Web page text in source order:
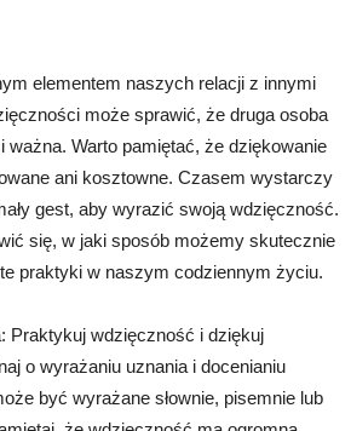
elementem naszych relacji z innymi
może sprawić, że druga osoba
ważna. Warto pamiętać, że dziękowanie
ani kosztowne. Czasem wystarczy
gest, aby wyrazić swoją wdzięczność.
się, w jaki sposób możemy skutecznie
praktyki w naszym codziennym życiu.
Praktykuj wdzięczność i dziękuj
o wyrażaniu uznania i docenianiu
być wyrażane słownie, pisemnie lub